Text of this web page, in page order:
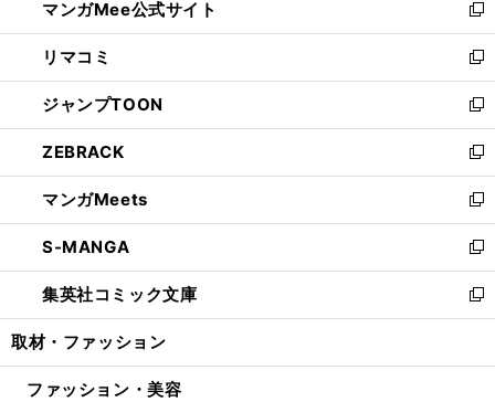
く
ド
ウ
で
開
く
ィ
ン
ド
ウ
で
開
く
い
ウ
ィ
ン
ド
ウ
で
開
く
マンガMee公式サイト
新
し
い
ウ
ィ
ン
ド
ウ
で
開
く
リマコミ
新
し
い
ウ
ィ
ン
ド
ウ
で
開
く
ジャンプTOON
新
し
い
ウ
ィ
ン
ド
ウ
で
開
ZEBRACK
新
し
い
ウ
ィ
ン
ド
ウ
開
マンガMeets
新
し
い
ウ
ィ
ン
ウ
S-MANGA
新
し
い
ウ
ン
集英社コミック文庫
新
し
ウ
取材・ファッション
ファッション・美容